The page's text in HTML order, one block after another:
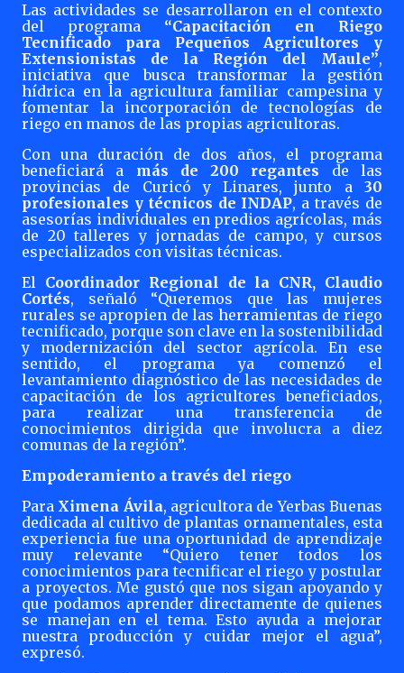
Las actividades se desarrollaron en el contexto
del programa “Capacitación en Riego
Tecnificado para Pequeños Agricultores y
Extensionistas de la Región del Maule”,
iniciativa que busca transformar la gestión
hídrica en la agricultura familiar campesina y
fomentar la incorporación de tecnologías de
riego en manos de las propias agricultoras.
Con una duración de dos años, el programa
beneficiará a más de 200 regantes de las
provincias de Curicó y Linares, junto a 30
profesionales y técnicos de INDAP, a través de
asesorías individuales en predios agrícolas, más
de 20 talleres y jornadas de campo, y cursos
especializados con visitas técnicas.
El Coordinador Regional de la CNR, Claudio
Cortés, señaló “Queremos que las mujeres
rurales se apropien de las herramientas de riego
tecnificado, porque son clave en la sostenibilidad
y modernización del sector agrícola. En ese
sentido, el programa ya comenzó el
levantamiento diagnóstico de las necesidades de
capacitación de los agricultores beneficiados,
para realizar una transferencia de
conocimientos dirigida que involucra a diez
comunas de la región”.
Empoderamiento a través del riego
Para Ximena Ávila, agricultora de Yerbas Buenas
dedicada al cultivo de plantas ornamentales, esta
experiencia fue una oportunidad de aprendizaje
muy relevante “Quiero tener todos los
conocimientos para tecnificar el riego y postular
a proyectos. Me gustó que nos sigan apoyando y
que podamos aprender directamente de quienes
se manejan en el tema. Esto ayuda a mejorar
nuestra producción y cuidar mejor el agua”,
expresó.